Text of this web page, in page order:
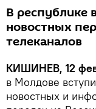
В республике
новостных
телеканалов
КИШИНЕВ, 12
в Молдове
новостных и